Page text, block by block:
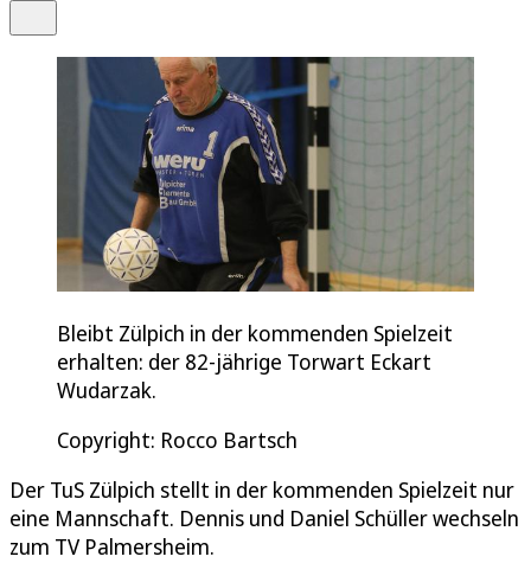
Bleibt Zülpich in der kommenden Spielzeit
erhalten: der 82-jährige Torwart Eckart
Wudarzak.
Copyright: Rocco Bartsch
Der TuS Zülpich stellt in der kommenden Spielzeit nur
eine Mannschaft. Dennis und Daniel Schüller wechseln
zum TV Palmersheim.